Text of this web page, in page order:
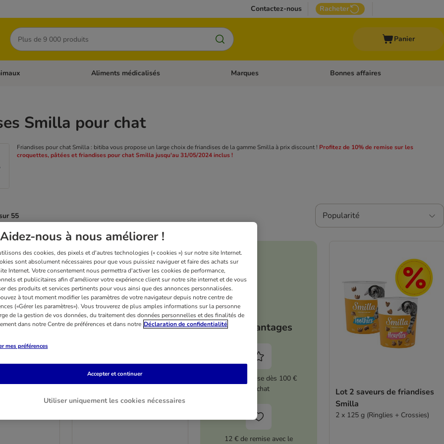
Contactez-nous Racheter
Rechercher
Panier
Chats Dérouler les catégories: Autres animaux
Aliments médicalisés Dérouler les catégories: Aliments médicalisés
Marques Dérouler les catégories: Marques
Bonnes affaires
Smilla pour chat
Friandises pour chat Smilla : bitiba vous propose un large choix de friandises de la gamme Smilla à prix discount ! Profitez de 10% de remise sur les
croquettes, pâtées et friandises pour chat Smilla jusqu'au 31/05/2024 inclus !
55 Popularité
Hearties
6 variantes
Sterilised (60 g)
Vos avantages
5 % de remise dès 100 €
d'achat
12 € de remise avec le
Lot 2 saveurs de friandises
Smilla
2 x 125 g (Ringlies + Crossies)
Aidez-nous à nous améliorer !
des cookies, des pixels et d'autres technologies (« cookies ») sur notre site Internet.
sont absolument nécessaires pour que vous puissiez naviguer et faire des achats sur
Internet. Votre consentement nous permettra d'activer les cookies de performance,
et publicitaires afin d'améliorer votre expérience client sur notre site internet et de vous
des produits et services pertinents pour vous ainsi que des annonces personnalisées.
à tout moment modifier les paramètres de votre navigateur depuis notre centre de
(«Gérer les paramètres»). Vous trouverez de plus amples informations sur la personne
de la gestion de vos données, du traitement des données personnelles et des finalités de
dans notre Centre de préférences et dans notre Déclaration de confidentialité
mes préférences
Utiliser uniquement les cookies nécessaires
Accepter et continuer